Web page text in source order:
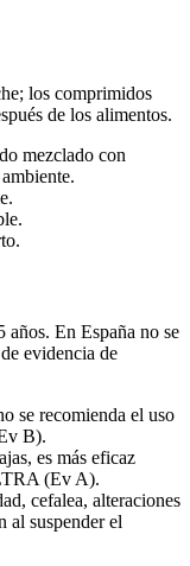
los comprimidos
de los alimentos.
mezclado con
En España no se
evidencia de
se recomienda el uso
B).
es más eficaz
(Ev A).
cefalea, alteraciones
al suspender el